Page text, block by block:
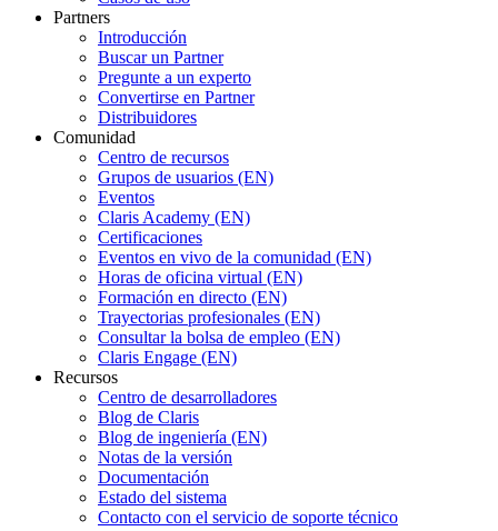
Partners
Introducción
Buscar un Partner
Pregunte a un experto
Convertirse en Partner
Distribuidores
Comunidad
Centro de recursos
Grupos de usuarios (EN)
Eventos
Claris Academy (EN)
Certificaciones
Eventos en vivo de la comunidad (EN)
Horas de oficina virtual (EN)
Formación en directo (EN)
Trayectorias profesionales (EN)
Consultar la bolsa de empleo (EN)
Claris Engage (EN)
Recursos
Centro de desarrolladores
Blog de Claris
Blog de ingeniería (EN)
Notas de la versión
Documentación
Estado del sistema
Contacto con el servicio de soporte técnico